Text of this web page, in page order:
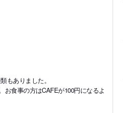
もありました。
お食事の方はCAFEが100円になるよ